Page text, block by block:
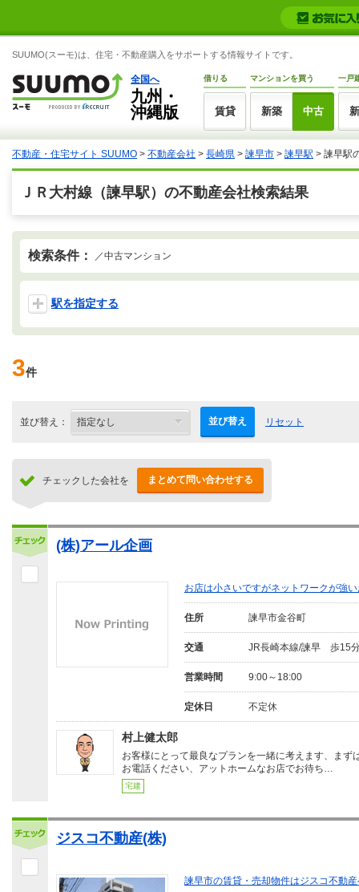
SUUMO(スーモ)は、住宅・不動産購入をサポートする情報サイトです。
全国へ
九州・
沖縄版
借りる
賃貸
マンションを買う
新築 中古
一戸
不動産・住宅サイト SUUMO > 不動産会社 > 長崎県 > 諫早市 > 諫早駅 > 諫早駅
ＪＲ大村線（諫早駅）の不動産会社検索結果
検索条件： ／中古マンション
駅を指定する
3件
並び替え： 並び替え リセット
チェックした会社を まとめて問い合わせする
(株)アール企画
お店は小さいですがネットワークが強
住所 諫早市金谷町
交通 JR長崎本線/諫早 歩15
営業時間 9:00～18:00
定休日 不定休
村上健太郎
お客様にとって最良なプランを一緒に考えます、まず
お電話ください、アットホームなお店でお待ち…
宅建
ジスコ不動産(株)
諫早市の賃貸・売却物件はジスコ不動